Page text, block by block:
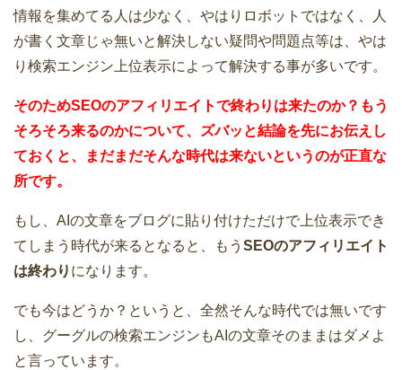
情報を集めてる人は少なく、やはりロボットではなく、人
が書く文章じゃ無いと解決しない疑問や問題点等は、やは
り検索エンジン上位表示によって解決する事が多いです。
そのためSEOのアフィリエイトで終わり は来たのか？もう
そろそろ来るのかについて、ズバッと結論を先にお伝えし
ておくと、まだまだそんな時代は来ないというのが正直な
所です。
もし、AIの文章をブログに貼り付けただけで上位表示でき
てしまう時代が来るとなると、もう SEOのアフィリエイト
は終わり になります。
でも今はどうか？というと、全然そんな時代では無いです
し、グーグルの検索エンジンもAIの文章そのままはダメよ
と言っています。